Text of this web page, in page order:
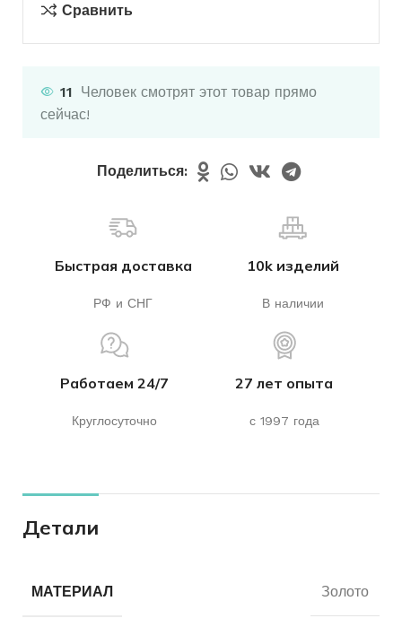
Сравнить
11 Человек смотрят этот товар прямо
сейчас!
Поделиться:
Быстрая доставка
РФ и СНГ
10k изделий
В наличии
Работаем 24/7
Круглосуточно
27 лет опыта
с 1997 года
Детали
МАТЕРИАЛ Золото